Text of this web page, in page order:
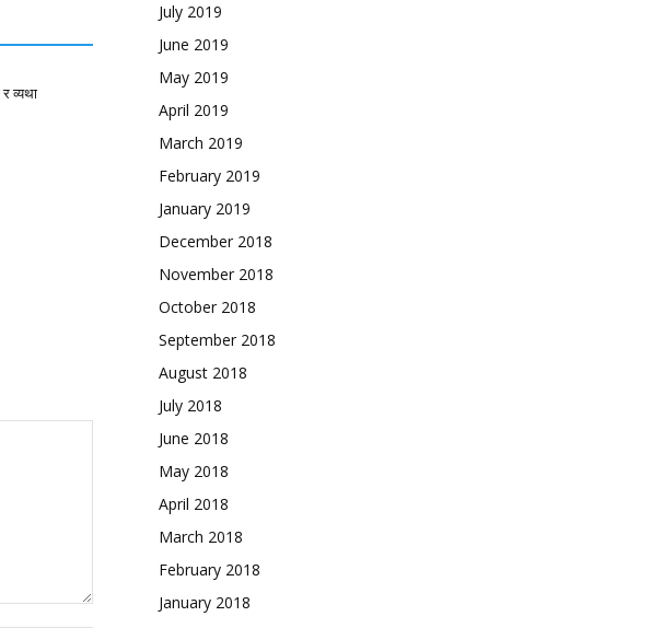
व्यथा
July 2019
June 2019
May 2019
April 2019
March 2019
February 2019
January 2019
December 2018
November 2018
October 2018
September 2018
August 2018
July 2018
June 2018
May 2018
April 2018
March 2018
February 2018
January 2018